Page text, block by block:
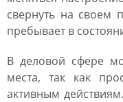
свернуть на своем
пребывает в
В деловой сфере
места, так как
активным